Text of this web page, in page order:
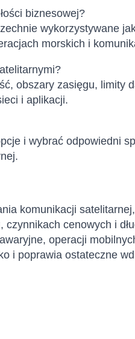
biznesowej?
wykorzystywane
morskich i
obszary zasięgu, limity
i aplikacji.
i wybrać odpowiedni
komunikacji
cenowych i
operacji
i poprawia ostateczne